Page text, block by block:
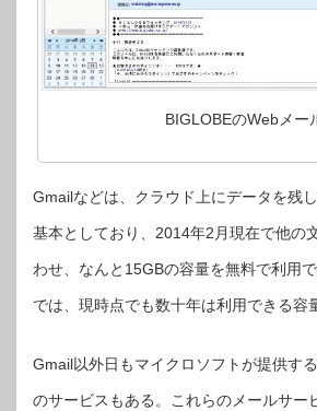
BIGLOBEのWebメー
Gmailなどは、クラウド上にデータを残
基本としており、2014年2月現在で他の
わせ、なんと15GBの容量を無料で利用
では、現時点でも数十年は利用できる容
Gmail以外日もマイクロソフトが提供す
のサービスもある。これらのメールサー